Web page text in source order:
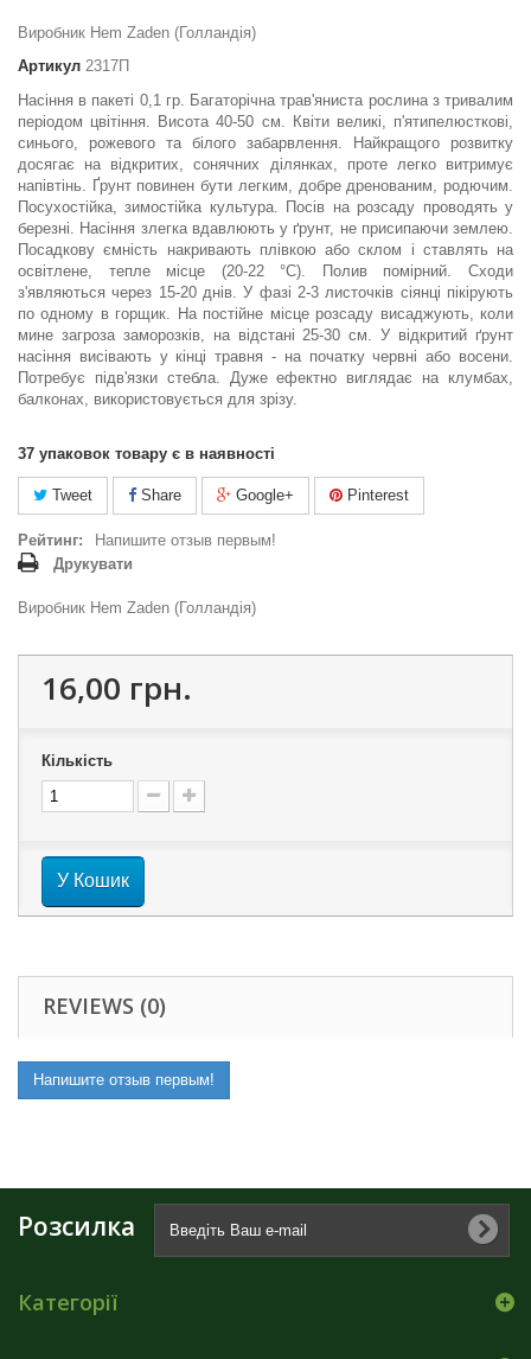
Виробник Hem Zaden (Голландія)
Артикул 2317П
Насіння в пакеті 0,1 гр. Багаторічна трав'яниста рослина з тривалим
періодом цвітіння. Висота 40-50 см. Квіти великі, п'ятипелюсткові,
синього, рожево­го та білого забарвлення. Найкращого розвитку
досягає на відкри­тих, сонячних ділянках, проте легко витримує
напівтінь. Ґрунт повинен бути легким, добре дренованим, родючим.
Посухостій­ка, зимостійка культура. Посів на розсаду проводять у
березні. Насіння злегка вдавлюють у ґрунт, не присипаючи землею.
Посад­кову ємність накривають плівкою або склом і ставлять на
освітле­не, тепле місце (20-22 °С). Полив помірний. Сходи
з'являються через 15-20 днів. У фазі 2-3 листочків сіянці пікірують
по одному в горщик. На постійне місце розсаду висаджують, коли
мине загро­за заморозків, на відстані 25-30 см. У відкритий ґрунт
насіння висі­вають у кінці травня - на початку червні або восени.
Потребує підв'язки стебла. Дуже ефектно виглядає на клумбах,
балконах, використовується для зрізу.
37 упаковок товару є в наявності
Tweet Share Google+ Pinterest
Рейтинг:
Напишите отзыв первым!
Друкувати
Виробник Hem Zaden (Голландія)
16,00 грн.
Кількість
У Кошик
REVIEWS (0)
Напишите отзыв первым!
Розсилка
Категорії